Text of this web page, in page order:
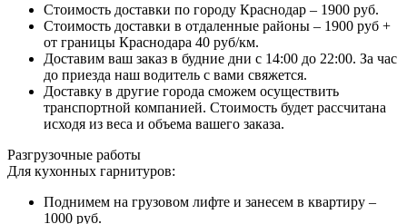
Стоимость доставки по городу Краснодар – 1900 руб.
Стоимость доставки в отдаленные районы – 1900 руб +
от границы Краснодара 40 руб/км.
Доставим ваш заказ в будние дни с 14:00 до 22:00. За час
до приезда наш водитель с вами свяжется.
Доставку в другие города сможем осуществить
транспортной компанией. Стоимость будет рассчитана
исходя из веса и объема вашего заказа.
Разгрузочные работы
Для кухонных гарнитуров:
Поднимем на грузовом лифте и занесем в квартиру –
1000 руб.